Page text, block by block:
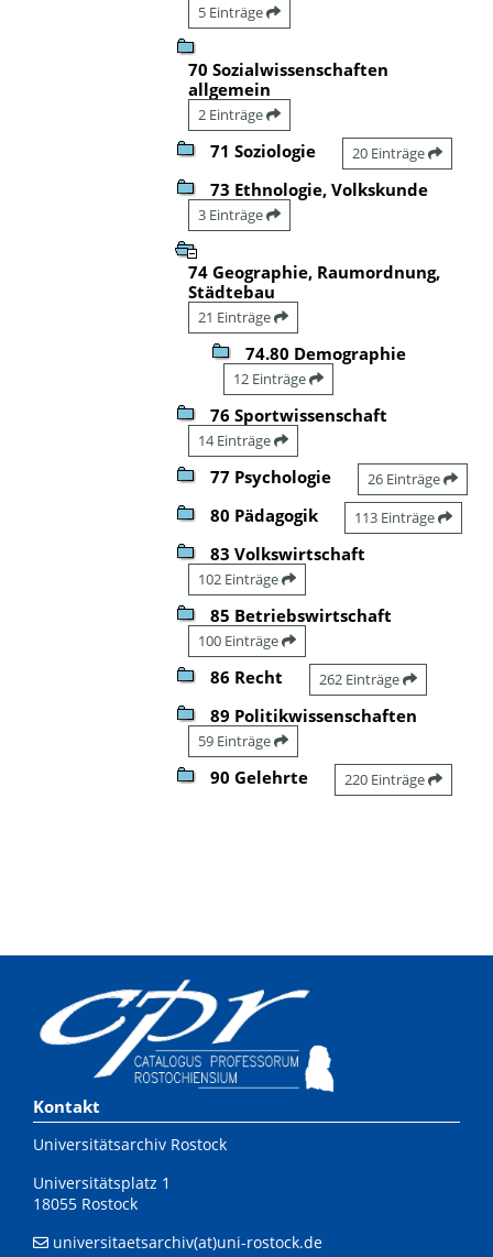
5 Einträge
70 Sozialwissenschaften
allgemein
2 Einträge
71 Soziologie 20 Einträge
73 Ethnologie, Volkskunde
3 Einträge
74 Geographie, Raumordnung,
Städtebau
21 Einträge
74.80 Demographie
12 Einträge
76 Sportwissenschaft
14 Einträge
77 Psychologie 26 Einträge
80 Pädagogik 113 Einträge
83 Volkswirtschaft
102 Einträge
85 Betriebswirtschaft
100 Einträge
86 Recht 262 Einträge
89 Politikwissenschaften
59 Einträge
90 Gelehrte 220 Einträge
Kontakt
Universitätsarchiv Rostock
Universitätsplatz 1
18055 Rostock
universitaetsarchiv(at)uni-rostock.de